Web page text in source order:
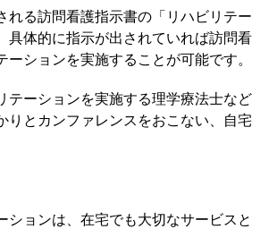
れる訪問看護指示書の「リハビリテー
具体的に指示が出されていれば訪問看
ションを実施することが可能です。
テーションを実施する理学療法士など
りとカンファレンスをおこない、自宅
ションは、在宅でも大切なサービスと